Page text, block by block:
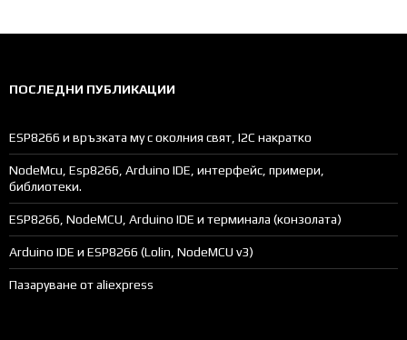
ПОСЛЕДНИ ПУБЛИКАЦИИ
ESP8266 и връзката му с околния свят, I2C накратко
NodeMcu, Esp8266, Arduino IDE, интерфейс, примери,
библиотеки.
ESP8266, NodeMCU, Arduino IDE и терминала (конзолата)
Arduino IDE и ESP8266 (Lolin, NodeMCU v3)
Пазаруване от aliexpress